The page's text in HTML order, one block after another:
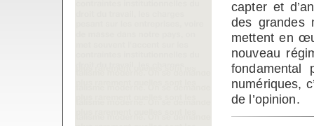
capter et
des grandes
mettent en
nouveau
fondamental
numériques,
de l’opinion.